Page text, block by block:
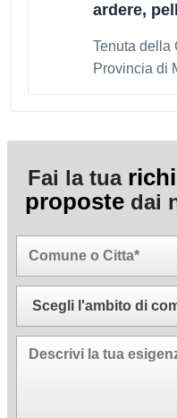
ardere,
Tenuta della
Provincia di
Fai la tua
proposte dai